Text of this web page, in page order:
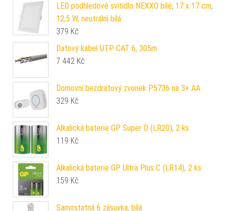
LED podhledové svítidlo NEXXO bílé, 17 x 17 cm,
12,5 W, neutrální bílá
379 Kč
Datový kabel UTP CAT 6, 305m
7 442 Kč
Domovní bezdrátový zvonek P5736 na 3× AA
329 Kč
Alkalická baterie GP Super D (LR20), 2 ks
119 Kč
Alkalická baterie GP Ultra Plus C (LR14), 2 ks
159 Kč
Samostatná 6 zásuvka, bílá